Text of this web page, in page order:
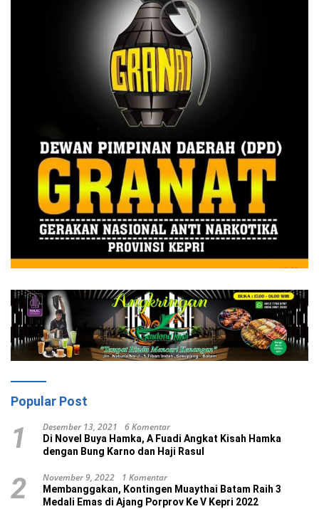
Popular Post
1 Desember 13, 2021 6 Komentar
Di Novel Buya Hamka, A Fuadi Angkat Kisah Hamka
dengan Bung Karno dan Haji Rasul
2 November 9, 2022 1 Komentar
Membanggakan, Kontingen Muaythai Batam Raih 3
Medali Emas di Ajang Porprov Ke V Kepri 2022